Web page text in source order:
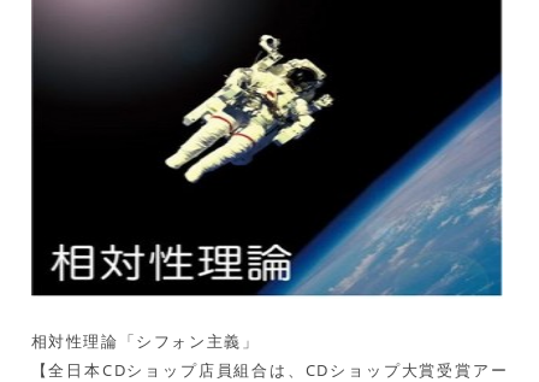
相対性理論「シフォン主義」
【全日本CDショップ店員組合は、CDショップ大賞受賞アー